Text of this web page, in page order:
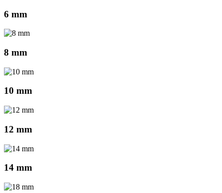
6 mm
8 mm
10 mm
12 mm
14 mm